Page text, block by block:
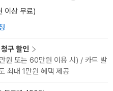
이상 무료)
구 할인
원 또는 60만원 이용 시) / 카드 발
최대 1만원 혜택 제공